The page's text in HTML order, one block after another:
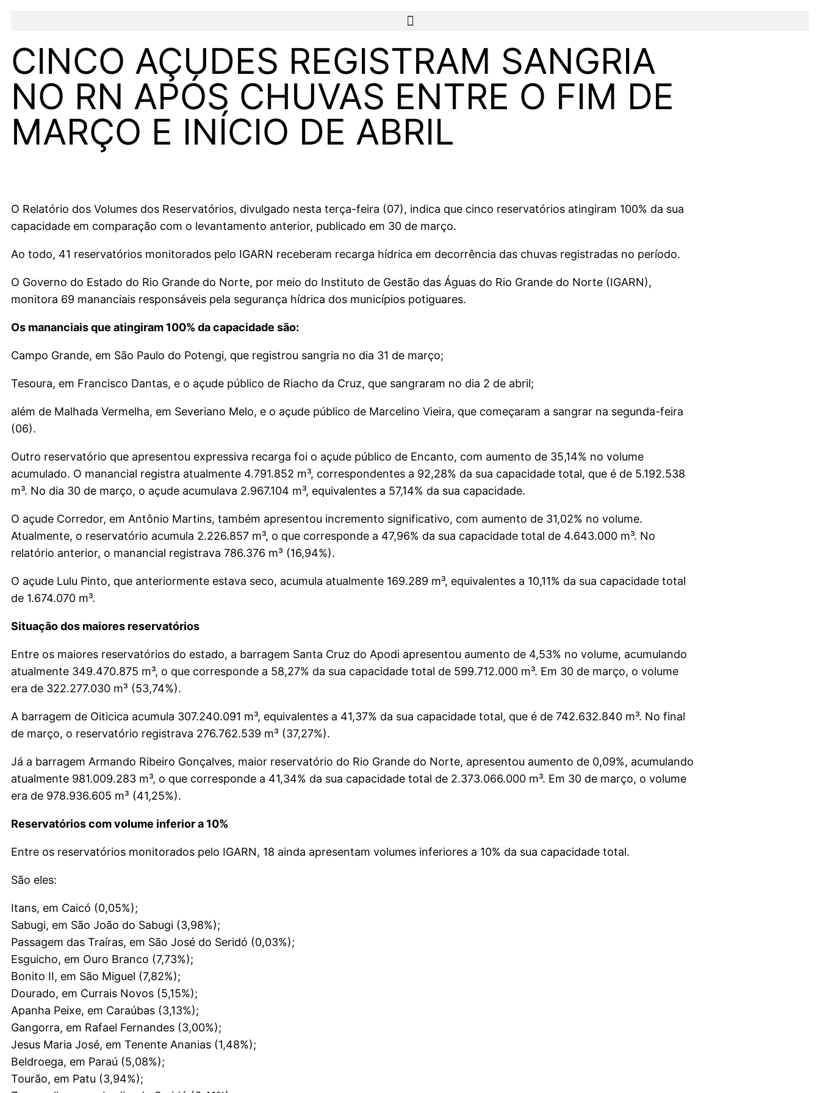
CINCO AÇUDES REGISTRAM SANGRIA
NO RN APÓS CHUVAS ENTRE O FIM DE
MARÇO E INÍCIO DE ABRIL
O Relatório dos Volumes dos Reservatórios, divulgado nesta terça-feira (07), indica que cinco reservatórios atingiram 100% da sua
capacidade em comparação com o levantamento anterior, publicado em 30 de março.
Ao todo, 41 reservatórios monitorados pelo IGARN receberam recarga hídrica em decorrência das chuvas registradas no período.
O Governo do Estado do Rio Grande do Norte, por meio do Instituto de Gestão das Águas do Rio Grande do Norte (IGARN),
monitora 69 mananciais responsáveis pela segurança hídrica dos municípios potiguares.
Os mananciais que atingiram 100% da capacidade são:
Campo Grande, em São Paulo do Potengi, que registrou sangria no dia 31 de março;
Tesoura, em Francisco Dantas, e o açude público de Riacho da Cruz, que sangraram no dia 2 de abril;
além de Malhada Vermelha, em Severiano Melo, e o açude público de Marcelino Vieira, que começaram a sangrar na segunda-feira
(06).
Outro reservatório que apresentou expressiva recarga foi o açude público de Encanto, com aumento de 35,14% no volume
acumulado. O manancial registra atualmente 4.791.852 m³, correspondentes a 92,28% da sua capacidade total, que é de 5.192.538
m³. No dia 30 de março, o açude acumulava 2.967.104 m³, equivalentes a 57,14% da sua capacidade.
O açude Corredor, em Antônio Martins, também apresentou incremento significativo, com aumento de 31,02% no volume.
Atualmente, o reservatório acumula 2.226.857 m³, o que corresponde a 47,96% da sua capacidade total de 4.643.000 m³. No
relatório anterior, o manancial registrava 786.376 m³ (16,94%).
O açude Lulu Pinto, que anteriormente estava seco, acumula atualmente 169.289 m³, equivalentes a 10,11% da sua capacidade total
de 1.674.070 m³.
Situação dos maiores reservatórios
Entre os maiores reservatórios do estado, a barragem Santa Cruz do Apodi apresentou aumento de 4,53% no volume, acumulando
atualmente 349.470.875 m³, o que corresponde a 58,27% da sua capacidade total de 599.712.000 m³. Em 30 de março, o volume
era de 322.277.030 m³ (53,74%).
A barragem de Oiticica acumula 307.240.091 m³, equivalentes a 41,37% da sua capacidade total, que é de 742.632.840 m³. No final
de março, o reservatório registrava 276.762.539 m³ (37,27%).
Já a barragem Armando Ribeiro Gonçalves, maior reservatório do Rio Grande do Norte, apresentou aumento de 0,09%, acumulando
atualmente 981.009.283 m³, o que corresponde a 41,34% da sua capacidade total de 2.373.066.000 m³. Em 30 de março, o volume
era de 978.936.605 m³ (41,25%).
Reservatórios com volume inferior a 10%
Entre os reservatórios monitorados pelo IGARN, 18 ainda apresentam volumes inferiores a 10% da sua capacidade total.
São eles:
Itans, em Caicó (0,05%);
Sabugi, em São João do Sabugi (3,98%);
Passagem das Traíras, em São José do Seridó (0,03%);
Esguicho, em Ouro Branco (7,73%);
Bonito II, em São Miguel (7,82%);
Dourado, em Currais Novos (5,15%);
Apanha Peixe, em Caraúbas (3,13%);
Gangorra, em Rafael Fernandes (3,00%);
Jesus Maria José, em Tenente Ananias (1,48%);
Beldroega, em Paraú (5,08%);
Tourão, em Patu (3,94%);